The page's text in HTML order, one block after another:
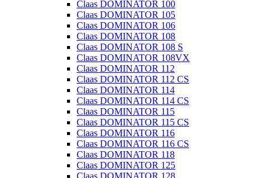
Claas DOMINATOR 100
Claas DOMINATOR 105
Claas DOMINATOR 106
Claas DOMINATOR 108
Claas DOMINATOR 108 S
Claas DOMINATOR 108VX
Claas DOMINATOR 112
Claas DOMINATOR 112 CS
Claas DOMINATOR 114
Claas DOMINATOR 114 CS
Claas DOMINATOR 115
Claas DOMINATOR 115 CS
Claas DOMINATOR 116
Claas DOMINATOR 116 CS
Claas DOMINATOR 118
Claas DOMINATOR 125
Claas DOMINATOR 128